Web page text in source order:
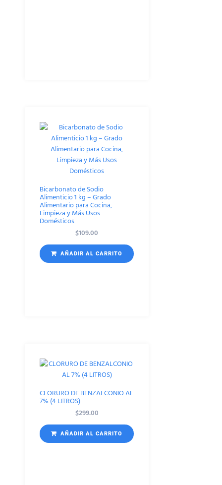
Bicarbonato de Sodio
Alimenticio 1 kg – Grado
Alimentario para Cocina,
Limpieza y Más Usos
Domésticos
$109.00
AÑADIR AL CARRITO
CLORURO DE BENZALCONIO AL
7% (4 LITROS)
$299.00
AÑADIR AL CARRITO